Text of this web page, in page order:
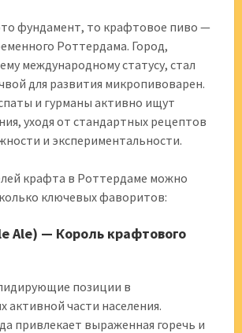
фундамент, то крафтовое пиво —
Роттердама. Город,
международному статусу, стал
для развития микропивоварен.
и гурманы активно ищут
уходя от стандартных рецептов
и экспериментальности.
крафта в Роттердаме можно
ключевых фаворитов:
Ale) — Король крафтового
позиции в
активной части населения.
привлекает выраженная горечь и